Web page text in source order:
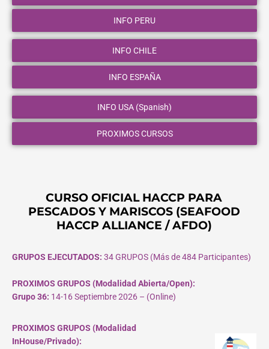
INFO PERU
INFO CHILE
INFO ESPAÑA
INFO USA (Spanish)
PROXIMOS CURSOS
CURSO OFICIAL HACCP PARA
PESCADOS Y MARISCOS (SEAFOOD
HACCP ALLIANCE / AFDO)
GRUPOS EJECUTADOS: 34 GRUPOS (Más de 484 Participantes)
PROXIMOS GRUPOS (Modalidad Abierta/Open):
Grupo 36: 14-16 Septiembre 2026 – (Online)
PROXIMOS GRUPOS (Modalidad
InHouse/Privado):